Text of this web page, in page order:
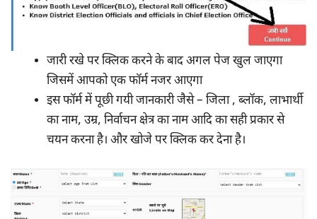
जारी रखे पर क्लिक करने के बाद अगल पेज खुल जाएगा
जिसमें आपको एक फॉर्म नजर आएगा
इस फॉर्म में पूछी गयी जानकारी जैसे – जिला , ब्लॉक, लाभार्थी
का नाम, उम्र, निर्वाचन क्षेत्र का नाम आदि का सही प्रकार से
चयन करना है। और खोजे पर क्लिक कर देना है।